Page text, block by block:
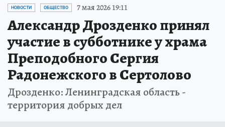
НОВОСТИ ОБЩЕСТВО 7 мая 2026 19:11
Александр Дрозденко принял
участие в субботнике у храма
Преподобного Сергия
Радонежского в Сертолово
Дрозденко: Ленинградская область -
территория добрых дел